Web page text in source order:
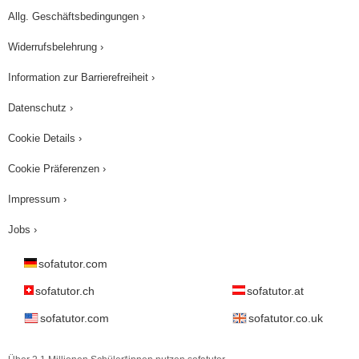
Allg. Geschäftsbedingungen ›
Widerrufsbelehrung ›
Information zur Barrierefreiheit ›
Datenschutz ›
Cookie Details ›
Cookie Präferenzen ›
Impressum ›
Jobs ›
sofatutor.com
sofatutor.ch sofatutor.at
sofatutor.com sofatutor.co.uk